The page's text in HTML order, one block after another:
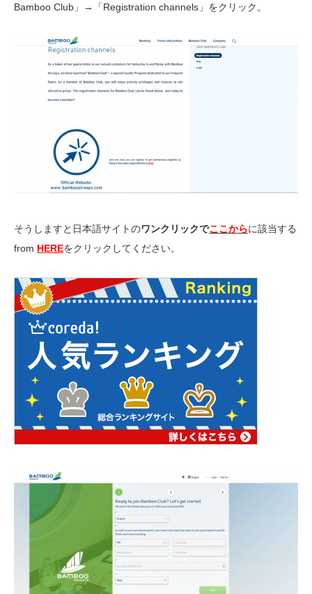
Bamboo Club」→「Registration channels」をクリック。
そうしますと日本語サイトのワンクリックでここからに該当する
from HEREをクリックしてください。